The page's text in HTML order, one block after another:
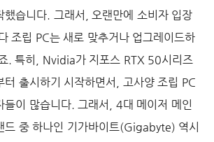
했습니다. 그래서, 오랜만에 소비자 입장
조립 PC는 새로 맞추거나 업그레이드하
. 특히, Nvidia가 지포스 RTX 50시리즈
터 출시하기 시작하면서, 고사양 조립 PC
들이 많습니다. 그래서, 4대 메이저 메인
드 중 하나인 기가바이트(Gigabyte) 역시